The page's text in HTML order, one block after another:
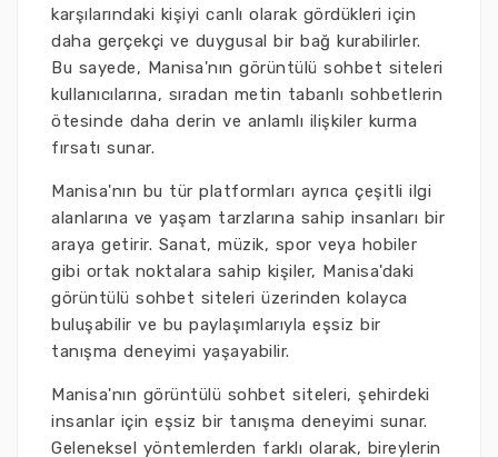
karşılarındaki kişiyi canlı olarak gördükleri için
daha gerçekçi ve duygusal bir bağ kurabilirler.
Bu sayede, Manisa'nın görüntülü sohbet siteleri
kullanıcılarına, sıradan metin tabanlı sohbetlerin
ötesinde daha derin ve anlamlı ilişkiler kurma
fırsatı sunar.
Manisa'nın bu tür platformları ayrıca çeşitli ilgi
alanlarına ve yaşam tarzlarına sahip insanları bir
araya getirir. Sanat, müzik, spor veya hobiler
gibi ortak noktalara sahip kişiler, Manisa'daki
görüntülü sohbet siteleri üzerinden kolayca
buluşabilir ve bu paylaşımlarıyla eşsiz bir
tanışma deneyimi yaşayabilir.
Manisa'nın görüntülü sohbet siteleri, şehirdeki
insanlar için eşsiz bir tanışma deneyimi sunar.
Geleneksel yöntemlerden farklı olarak, bireylerin